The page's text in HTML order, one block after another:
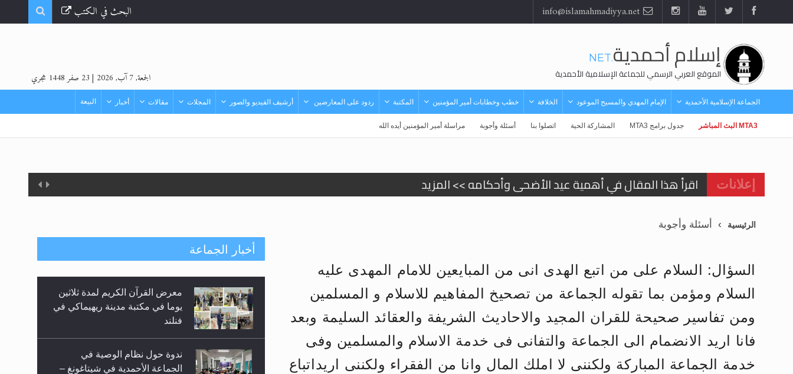
البحث في الكتب
إسلام أحمدية.NET
الموقع العربي الرسمي للجماعة الإسلامية الأحمدية الجمعة, 7 آب, 2026 | 23 صفر 1448 هجري
الجماعة الإسلامية الأحمدية الإمام المهدي والمسيح الموعود الخلافة خطب وخطابات أمير المؤمنين المكتبة ردود على المعارضين أرشيف الفيديو والصور المجلات مقالات أخبار البيعة
MTA3 البث المباشر جدول برامج MTA3 المشاركة الحية اتصلوا بنا أسئلة وأجوبة مراسلة أمير المؤمنين أيده الله
إعلانات
اقرأ هذا المقال في أهمية عيد الأضحى وأحكامه >> المزيد
الحجّ.. دلالات، حِكم، وأهداف >> المزيد
تعميم هامّ لأفراد الجماعة >> المزيد
تعميم هامّ لأفراد الجماعة >> المزيد
إعلان هامّ بخصوص الرسائل المرسلة إلى حضرة امير المؤمنين أيده الله والمكتب العربي >> المزيد
للانتقال إلى كافة الردود على القمص زكريا يطرس وأعداء الإسلام اضغط هنا >> المزيد
اقرأ هذا الكتاب وتعرّف على حقيقة الإسراء والمعراج >> المزيد
الرئيسية أسئلة وأجوبة
السؤال: السلام على من اتبع الهدى انى من المبايعين للامام المهدى عليه
السلام ومؤمن بما تقوله الجماعة من تصحيخ المفاهيم للاسلام و المسلمين
ومن تفاسير صحيحة للقران المجيد والاحاديث الشريفة والعقائد السليمة وبعد
فانا اريد الانضمام الى الجماعة والتفانى فى خدمة الاسلام والمسلمين وفى
خدمة الجماعة المباركة ولكننى لا املك المال وانا من الفقراء ولكننى اريداتباع
أخبار الجماعة
معرض القرآن الكريم لمدة ثلاثين
يوما في مكتبة مدينة ريهيماكي في
فنلند
ندوة حول نظام الوصية في
الجماعة الأحمدية في شيتاغونغ –